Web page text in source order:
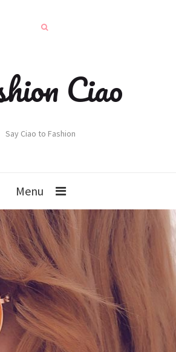
Ciao
Say Ciao to Fashion
Menu